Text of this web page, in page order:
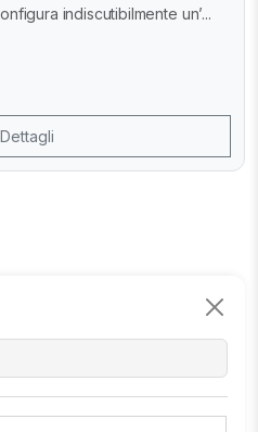
indiscutibilmente un’...
Dettagli